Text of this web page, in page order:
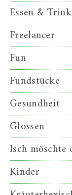
Essen &
Freelancer
Fun
Fundstücke
Gesundheit
Glossen
Isch möschte
Kinder